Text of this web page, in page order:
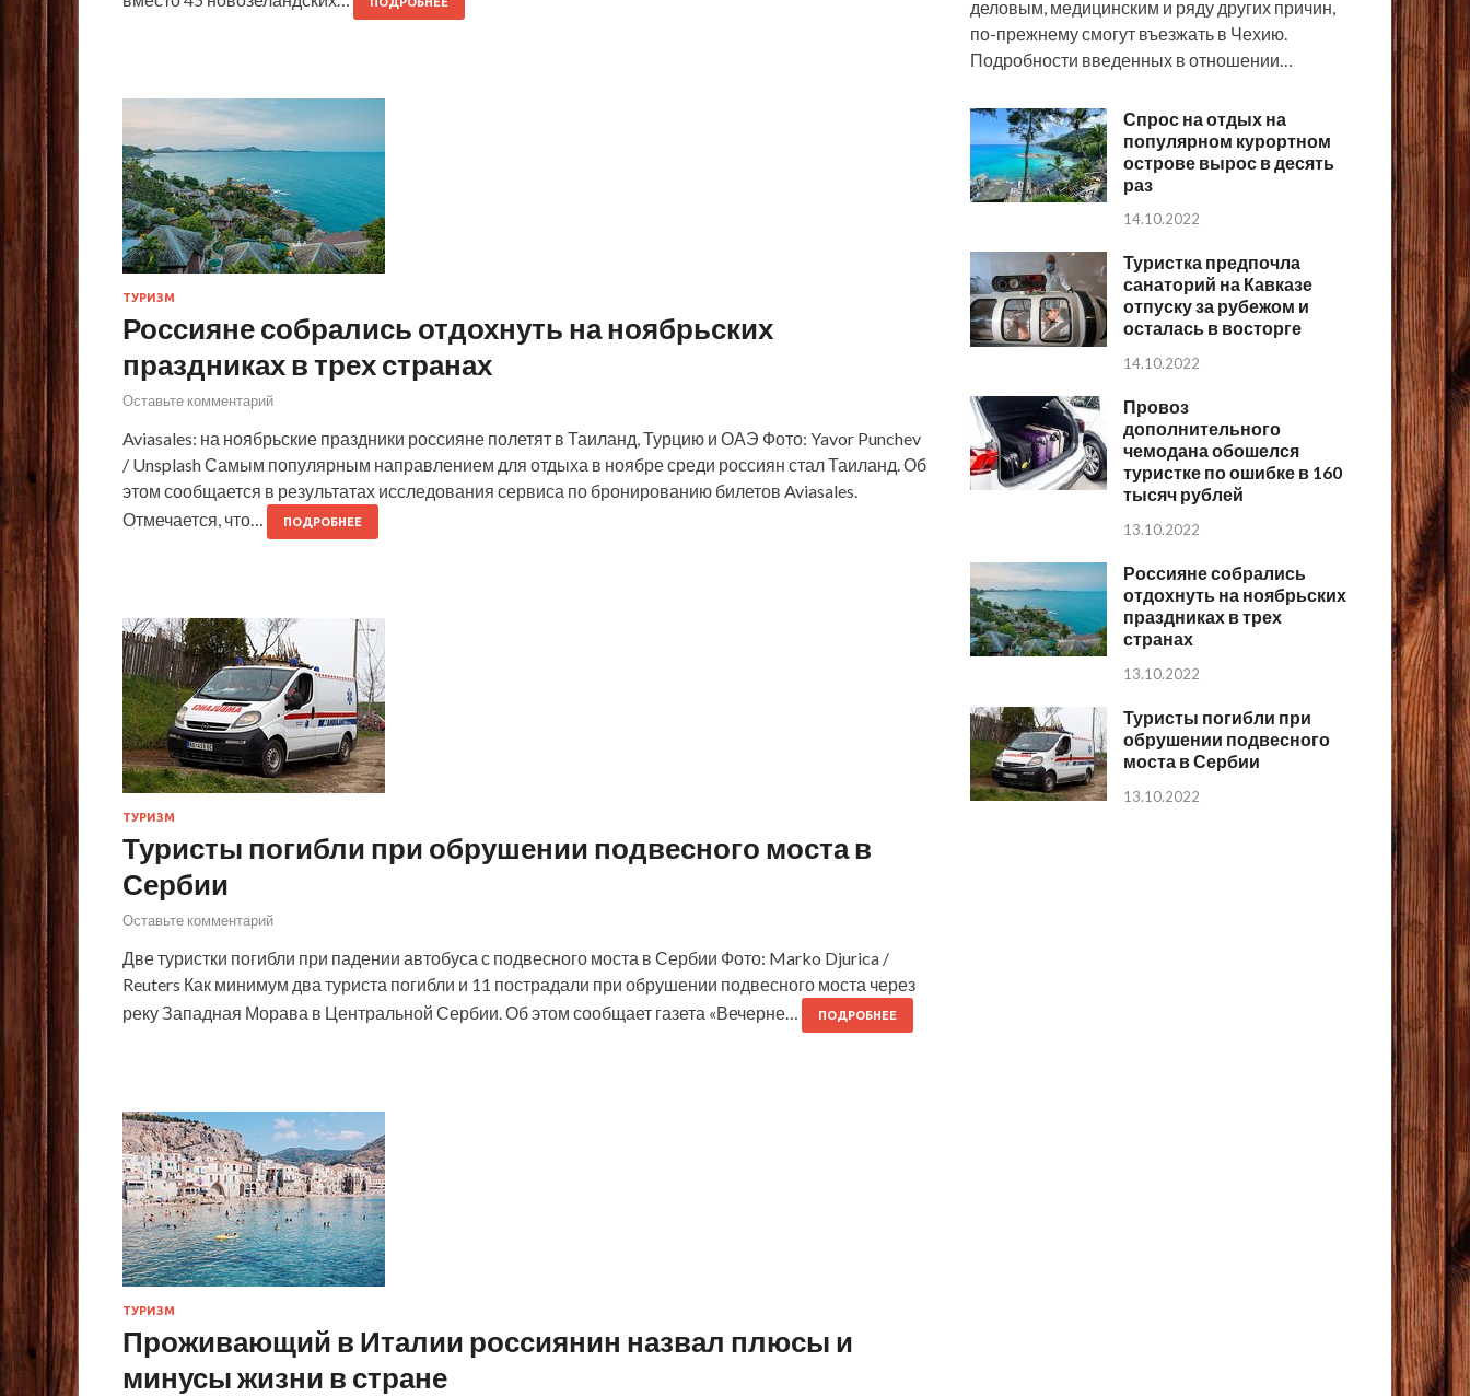
ТУРИЗМ
Россияне собрались отдохнуть на ноябрьских
праздниках в трех странах
Оставьте комментарий
Aviasales: на ноябрьские праздники россияне полетят в Таиланд, Турцию и ОАЭ Фото: Yavor Punchev
/ Unsplash Самым популярным направлением для отдыха в ноябре среди россиян стал Таиланд. Об
этом сообщается в результатах исследования сервиса по бронированию билетов Aviasales.
Отмечается, что…
ПОДРОБНЕЕ
ТУРИЗМ
Туристы погибли при обрушении подвесного моста в
Сербии
Оставьте комментарий
Две туристки погибли при падении автобуса с подвесного моста в Сербии Фото: Marko Djurica /
Reuters Как минимум два туриста погибли и 11 пострадали при обрушении подвесного моста через
реку Западная Морава в Центральной Сербии. Об этом сообщает газета «Вечерне…
ПОДРОБНЕЕ
ТУРИЗМ
Проживающий в Италии россиянин назвал плюсы и
минусы жизни в стране
деловым, медицинским и ряду других причин,
по-прежнему смогут въезжать в Чехию.
Подробности введенных в отношении…
Спрос на отдых на
популярном курортном
острове вырос в десять
раз
14.10.2022
Туристка предпочла
санаторий на Кавказе
отпуску за рубежом и
осталась в восторге
14.10.2022
Провоз
дополнительного
чемодана обошелся
туристке по ошибке в 160
тысяч рублей
13.10.2022
Россияне собрались
отдохнуть на ноябрьских
праздниках в трех
странах
13.10.2022
Туристы погибли при
обрушении подвесного
моста в Сербии
13.10.2022